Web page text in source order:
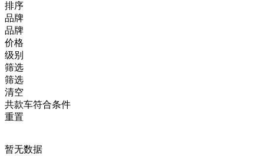
排序
品牌
品牌
价格
级别
筛选
筛选
清空
共款车符合条件
重置
暂无数据